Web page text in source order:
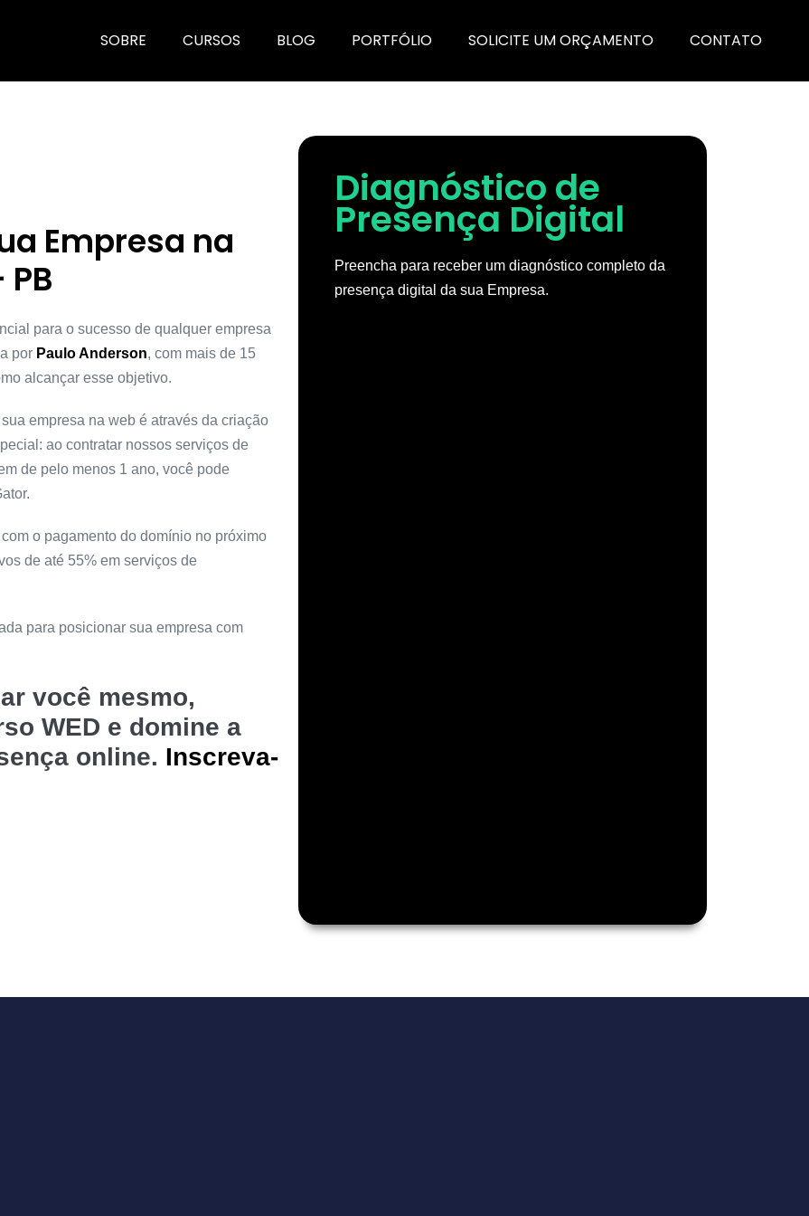
SOBRE CURSOS BLOG PORTFÓLIO SOLICITE UM ORÇAMENTO CONTATO
Empresa na
para o sucesso de qualquer empresa
por Paulo Anderson, com mais de 15
alcançar esse objetivo.
empresa na web é através da criação
ao contratar nossos serviços de
de pelo menos 1 ano, você pode
o pagamento do domínio no próximo
de até 55% em serviços de
para posicionar sua empresa com
você mesmo,
WED e domine a
online. Inscreva-
Diagnóstico de
Presença Digital
Preencha para receber um diagnóstico completo da
presença digital da sua Empresa.